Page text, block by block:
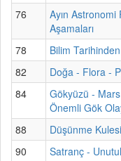
76
Ayın Astronomi
Aşamaları
78
Bilim
82
Doğa - Flora -
84
Gökyüzü -
Önemli Gök
88
Düşünme
90
Satranç -